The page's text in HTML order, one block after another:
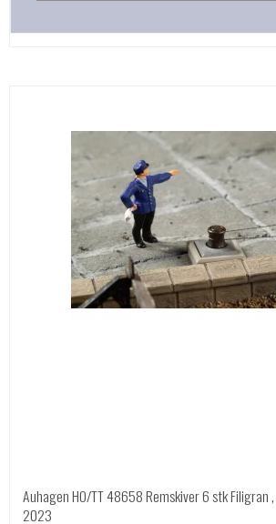
Auhagen HO/TT 48658 Remskiver 6 stk Filigran
2023